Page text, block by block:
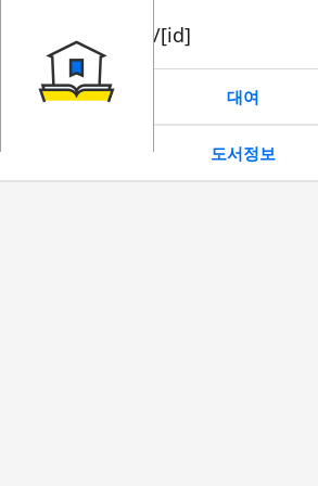
book/rent/[id]
대여
도서정보